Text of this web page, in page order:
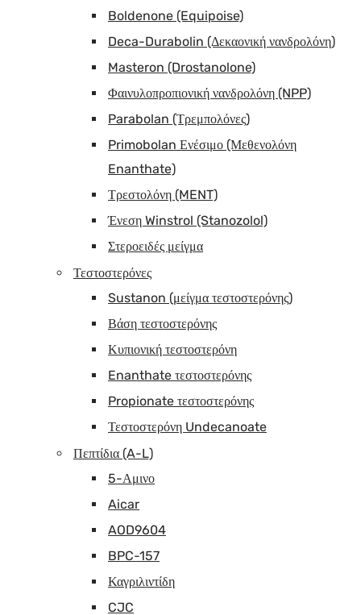
Boldenone (Equipoise)
Deca-Durabolin (Δεκαονική νανδρολόνη)
Masteron (Drostanolone)
Φαινυλοπροπιονική νανδρολόνη (NPP)
Parabolan (Τρεμπολόνες)
Primobolan Ενέσιμο (Μεθενολόνη
Enanthate)
Τρεστολόνη (MENT)
Ένεση Winstrol (Stanozolol)
Στεροειδές μείγμα
Τεστοστερόνες
Sustanon (μείγμα τεστοστερόνης)
Βάση τεστοστερόνης
Κυπιονική τεστοστερόνη
Enanthate τεστοστερόνης
Propionate τεστοστερόνης
Τεστοστερόνη Undecanoate
Πεπτίδια (A-L)
5-Αμινο
Aicar
AOD9604
BPC-157
Καγριλιντίδη
CJC